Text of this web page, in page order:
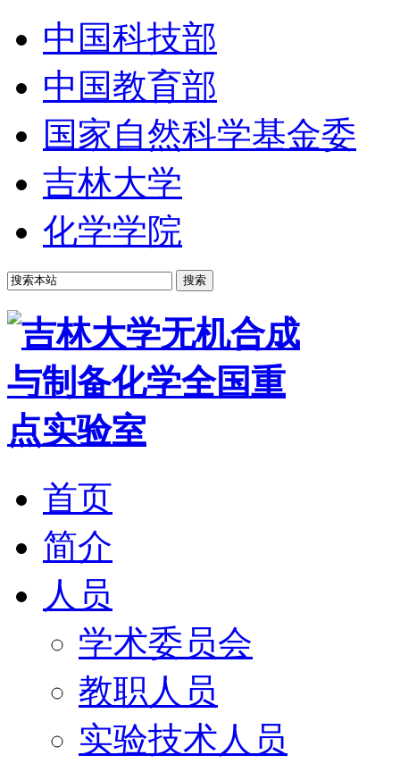
中国科技部
中国教育部
国家自然科学基金委
吉林大学
化学学院
首页
简介
人员
学术委员会
教职人员
实验技术人员